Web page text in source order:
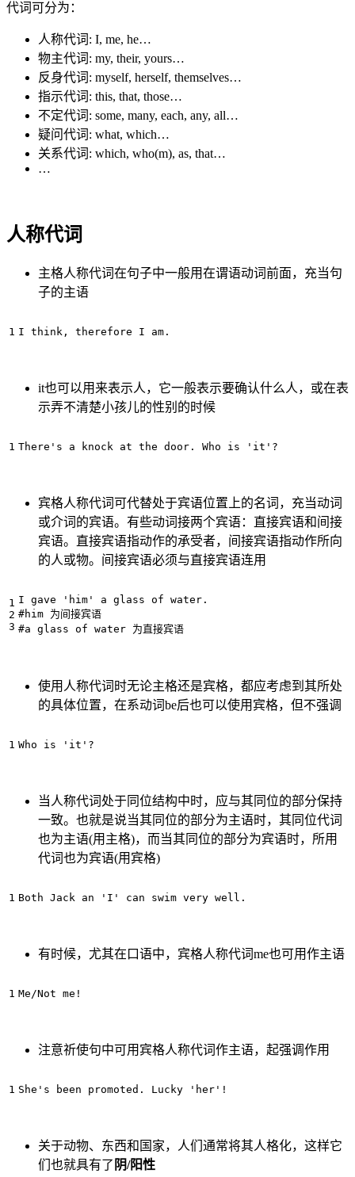
代词可分为：
人称代词: I, me, he…
物主代词: my, their, yours…
反身代词: myself, herself, themselves…
指示代词: this, that, those…
不定代词: some, many, each, any, all…
疑问代词: what, which…
关系代词: which, who(m), as, that…
…
人称代词
主格人称代词在句子中一般用在谓语动词前面，充当句
子的主语
it也可以用来表示人，它一般表示要确认什么人，或在表
示弄不清楚小孩儿的性别的时候
宾格人称代词可代替处于宾语位置上的名词，充当动词
或介词的宾语。有些动词接两个宾语：直接宾语和间接
宾语。直接宾语指动作的承受者，间接宾语指动作所向
的人或物。间接宾语必须与直接宾语连用
I gave 'him' a glass of water.
#him 为间接宾语
使用人称代词时无论主格还是宾格，都应考虑到其所处
的具体位置，在系动词be后也可以使用宾格，但不强调
当人称代词处于同位结构中时，应与其同位的部分保持
一致。也就是说当其同位的部分为主语时，其同位代词
也为主语(用主格)，而当其同位的部分为宾语时，所用
代词也为宾语(用宾格)
有时候，尤其在口语中，宾格人称代词me也可用作主语
注意祈使句中可用宾格人称代词作主语，起强调作用
关于动物、东西和国家，人们通常将其人格化，这样它
们也就具有了 阴/阳性